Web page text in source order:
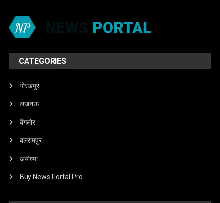
CATEGORIES
गोरखपुर
लखनऊ
बैंगलोर
बलरामपुर
अयोध्या
Buy News Portal Pro